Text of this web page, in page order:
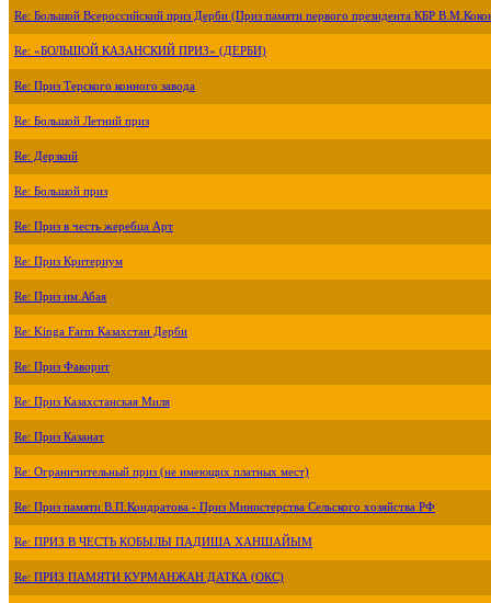
Re: Большой Всероссийский приз Дерби (Приз памяти первого президента КБР
Re: «БОЛЬШОЙ КАЗАНСКИЙ ПРИЗ» (ДЕРБИ)
Re: Приз Терского конного завода
Re: Большой Летний приз
Re: Дерзкий
Re: Большой приз
Re: Приз в честь жеребца Арт
Re: Приз Критериум
Re: Приз им.Абая
Re: Kinga Farm Казахстан Дерби
Re: Приз Фаворит
Re: Приз Казахстанская Миля
Re: Приз Казанат
Re: Ограничительный приз (не имеющих платных мест)
Re: Приз памяти В.П.Кондратова - Приз Министерства Сельского хозяйства РФ
Re: ПРИЗ В ЧЕСТЬ КОБЫЛЫ ПАДИША ХАНШАЙЫМ
Re: ПРИЗ ПАМЯТИ КУРМАНЖАН ДАТКА (ОКС)